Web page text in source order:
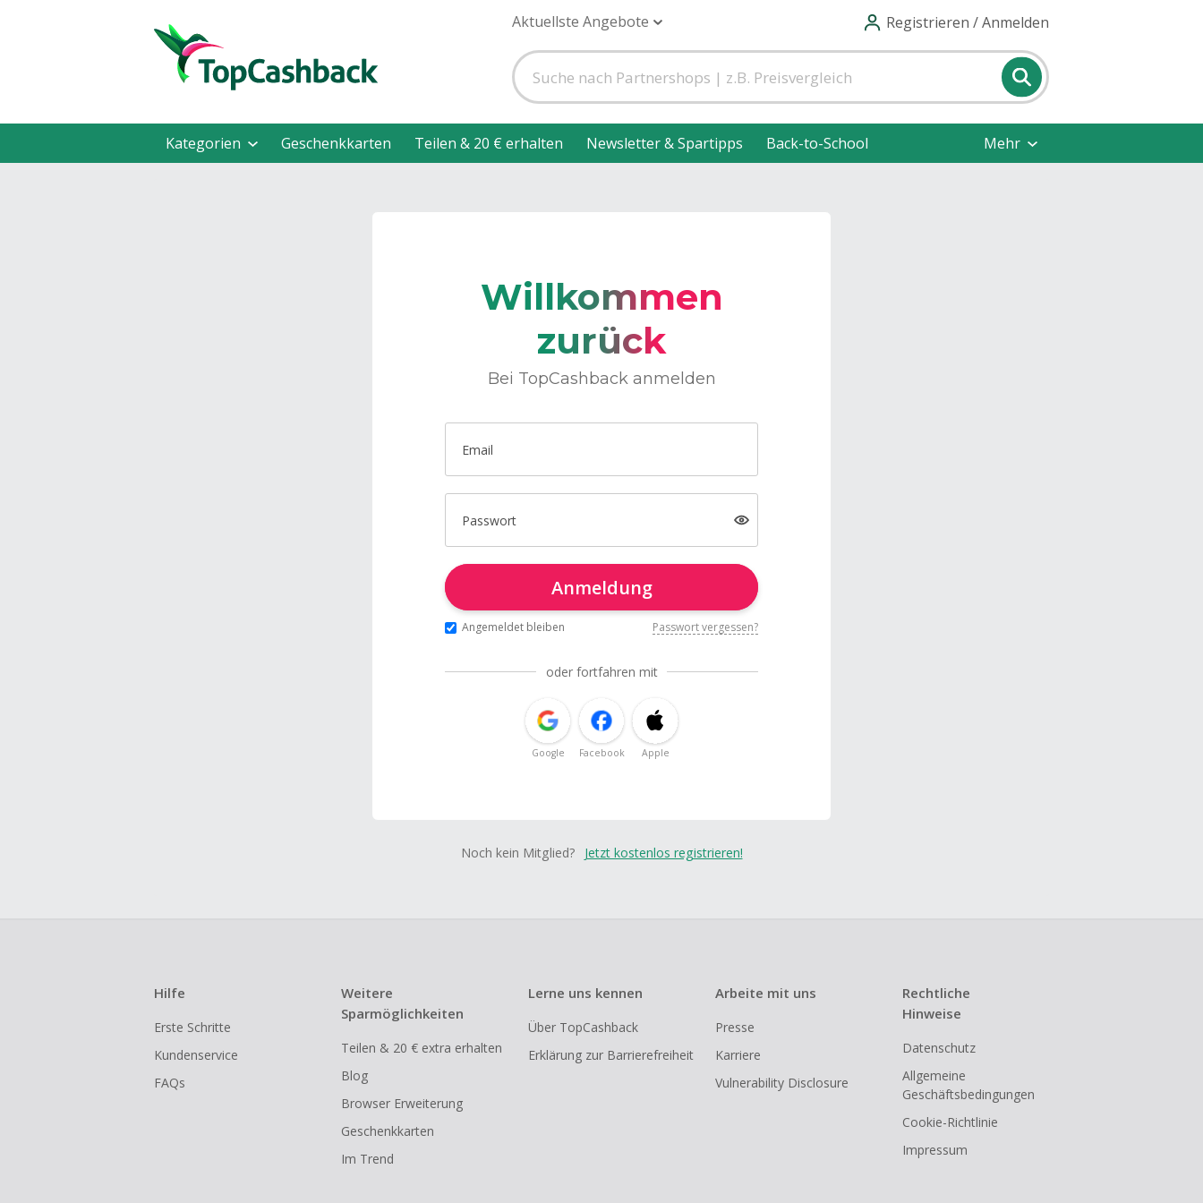
Aktuellste Angebote Registrieren / Anmelden
Kategorien Geschenkkarten Teilen & 20 € erhalten Newsletter & Spartipps Back-to-School Mehr
Willkommen
zurück
Bei TopCashback anmelden
Email
Passwort
Anmeldung
Angemeldet bleiben Passwort vergessen?
oder fortfahren mit
Google Facebook Apple
Noch kein Mitglied? Jetzt kostenlos registrieren!
Hilfe
Erste Schritte
Kundenservice
FAQs
Weitere
Sparmöglichkeiten
Teilen & 20 € extra erhalten
Blog
Browser Erweiterung
Geschenkkarten
Im Trend
Lerne uns kennen
Über TopCashback
Erklärung zur Barrierefreiheit
Arbeite mit uns
Presse
Karriere
Vulnerability Disclosure
Rechtliche
Hinweise
Datenschutz
Allgemeine
Geschäftsbedingungen
Cookie-Richtlinie
Impressum